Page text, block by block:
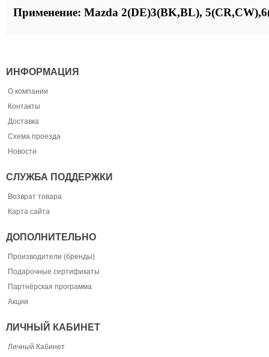
Применение: Mazda 2(DE)3(BK,BL),
ИНФОРМАЦИЯ
О компании
Контакты
Доставка
Схема проезда
Новости
СЛУЖБА ПОДДЕРЖКИ
Возврат товара
Карта сайта
ДОПОЛНИТЕЛЬНО
Производители (бренды)
Подарочные сертификаты
Партнёрская программа
Акции
ЛИЧНЫЙ КАБИНЕТ
Личный Кабинет